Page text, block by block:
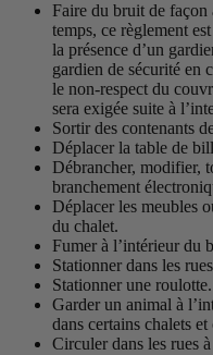
Faire du bruit de façon
temps, ce règlement
la présence d’un
gardien de sécurité en
le non-respect du
sera exigée suite à
Sortir des contenants
Déplacer la table de
Débrancher, modifier,
branchement
Déplacer les meubles
du chalet.
Fumer à l’intérieur du
Stationner dans les
Stationner une roulotte.
Garder un animal à
dans certains chalets
Circuler dans les rues